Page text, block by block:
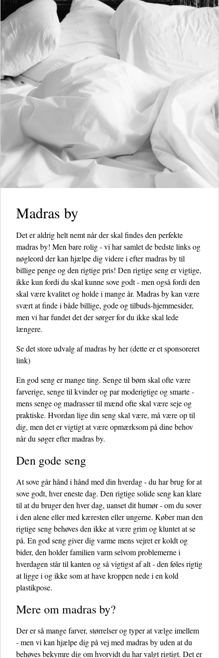
Madras by
Det er aldrig helt nemt når der skal findes den perfekte
madras by! Men bare rolig - vi har samlet de bedste links og
nøgleord der kan hjælpe dig videre i efter madras by til
billige penge og den rigtige pris! Den rigtige seng er vigtige,
ikke kun fordi du skal kunne sove godt - men også fordi den
skal være kvalitet og holde i mange år. Madras by kan være
svært at finde i både billige, gode og tilbuds-hjemmesider,
men vi har fundet det der sørger for du ikke skal lede
længere.
Se det store udvalg af madras by her(dette er et sponsoreret
link)
En god seng er mange ting. Senge til børn skal ofte være
farverige, senge til kvinder og par moderigtige og smarte -
mens senge og madrasser til mænd ofte skal være seje og
praktiske. Hvordan lige din seng skal være, må være op til
dig, men det er vigtigt at være opmærksom på dine behov
når du søger efter madras by.
Den gode seng
At sove går hånd i hånd med din hverdag - du har brug for at
sove godt, hver eneste dag. Den rigtige solide seng kan klare
til at du bruger den hver dag, uanset dit humør - om du sover
i den alene eller med kæresten eller ungerne. Køber man den
rigtige seng behøves den ikke at være grim og kluntet at se
på. En god seng giver dig varme mens vejret er koldt og
bider, den holder familien varm selvom problemerne i
hverdagen står til kanten og så vigtigst af alt - den føles rigtig
at ligge i og ikke som at have kroppen nede i en kold
plastikpose.
Mere om madras by?
Der er så mange farver, størrelser og typer at vælge imellem
- men vi kan hjælpe dig på vej med madras by uden at du
behøves bekymre dig om hvorvidt du har valgt rigtigt. Det er